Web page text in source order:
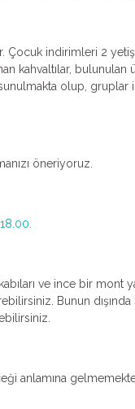
indirimleri 2
kahvaltılar, bulunulan
olup,
öneriyoruz.
18.00.
ve ince bir mont
Bunun
anlamına